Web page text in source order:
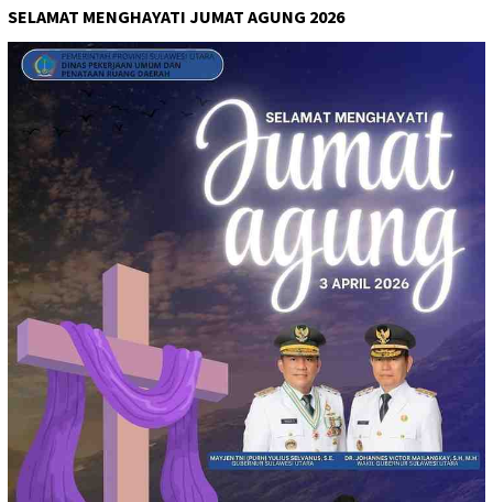
SELAMAT MENGHAYATI JUMAT AGUNG 2026